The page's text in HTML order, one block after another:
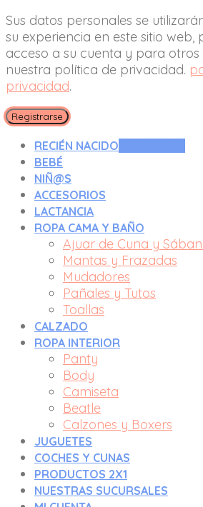
Sus datos personales se
su experiencia en este sitio
acceso a su cuenta y para otros
nuestra política de privacidad.
privacidad.
Registrarse
RECIÉN NACIDO
BEBÉ
NIÑ@S
ACCESORIOS
LACTANCIA
ROPA CAMA Y BAÑO
Ajuar de Cuna y
Mantas y Frazadas
Mudadores
Pañales y Tutos
Toallas
CALZADO
ROPA INTERIOR
Panty
Body
Camiseta
Beatle
Calzones y Boxers
JUGUETES
COCHES Y CUNAS
PRODUCTOS 2X1
NUESTRAS SUCURSALES